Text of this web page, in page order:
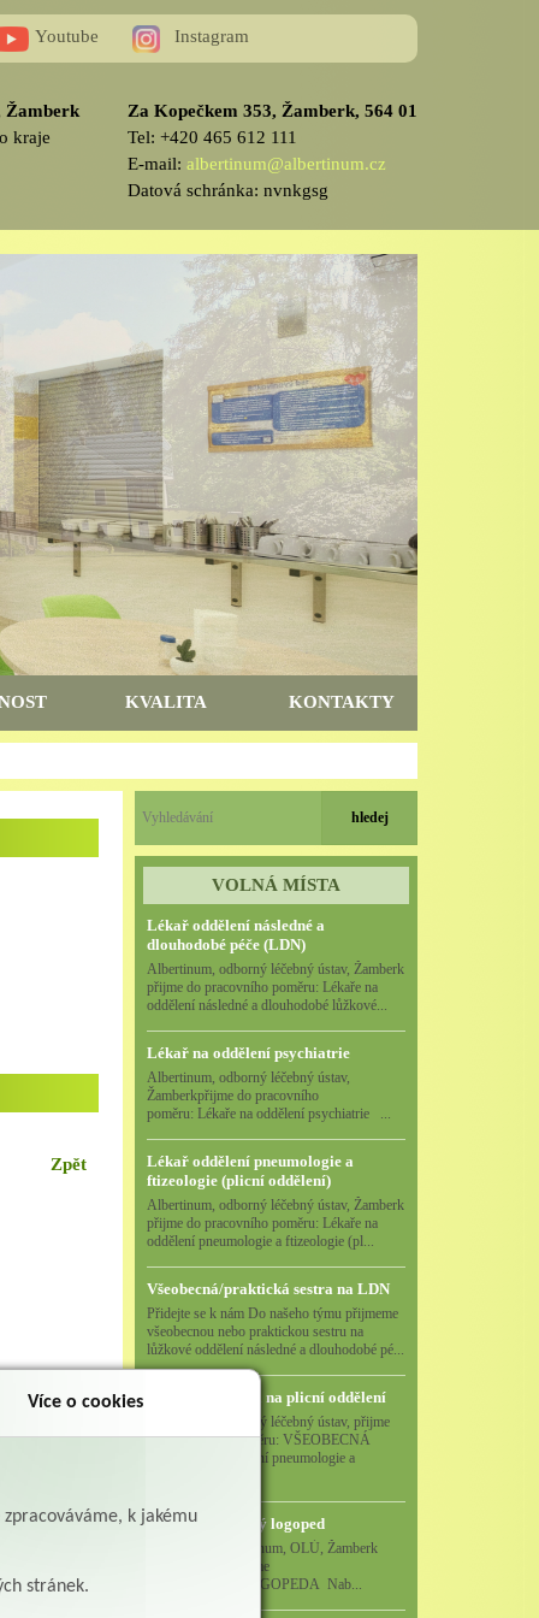
Youtube Instagram
Za Kopečkem 353, Žamberk, 564 01
Tel: +420 465 612 111
E-mail:albertinum@albertinum.cz
Datová schránka: nvnkgsg
Žamberk
kraje
KVALITA KONTAKTY
Zpět
VOLNÁ MÍSTA
Lékař oddělení následné a
dlouhodobé péče (LDN)
Albertinum, odborný léčebný ústav, Žamberk
přijme do pracovního poměru: Lékaře na
oddělení následné a dlouhodobé lůžkové...
Lékař na oddělení psychiatrie
Albertinum, odborný léčebný ústav,
Žamberkpřijme do pracovního
poměru: Lékaře na oddělení psychiatrie ...
Lékař oddělení pneumologie a
ftizeologie (plicní oddělení)
Albertinum, odborný léčebný ústav, Žamberk
přijme do pracovního poměru: Lékaře na
oddělení pneumologie a ftizeologie (pl...
Všeobecná/praktická sestra na LDN
Přidejte se k nám Do našeho týmu přijmeme
všeobecnou nebo praktickou sestru na
lůžkové oddělení následné a dlouhodobé pé...
Všeobecná sestra na plicní oddělení
Albertinum, odborný léčebný ústav, přijme
do pracovního poměru: VŠEOBECNÁ
SESTRA na oddělení pneumologie a
Logoped/klinický logoped
Albertinum, OLÚ, Žamberk
přijme
KLINICKÉHO LOGOPEDA Nab...
Více o cookies
k jakému
stránek.